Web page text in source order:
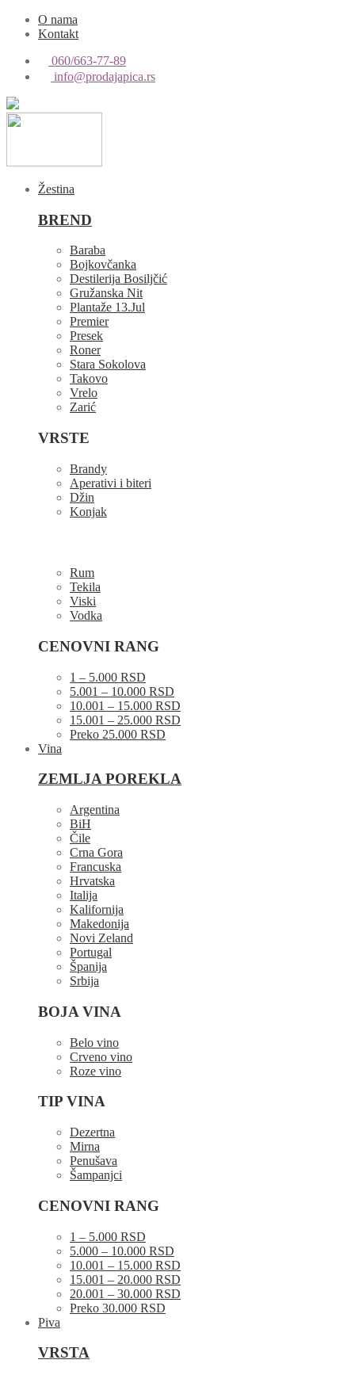
O nama
Kontakt
060/663-77-89
info@prodajapica.rs
Žestina
BREND
Baraba
Bojkovčanka
Destilerija Bosiljčić
Gružanska Nit
Plantaže 13.Jul
Premier
Presek
Roner
Stara Sokolova
Takovo
Vrelo
Zarić
VRSTE
Brandy
Aperativi i biteri
Džin
Konjak
Rum
Tekila
Viski
Vodka
CENOVNI RANG
1 – 5.000 RSD
5.001 – 10.000 RSD
10.001 – 15.000 RSD
15.001 – 25.000 RSD
Preko 25.000 RSD
Vina
ZEMLJA POREKLA
Argentina
BiH
Čile
Crna Gora
Francuska
Hrvatska
Italija
Kalifornija
Makedonija
Novi Zeland
Portugal
Španija
Srbija
BOJA VINA
Belo vino
Crveno vino
Roze vino
TIP VINA
Dezertna
Mirna
Penušava
Šampanjci
CENOVNI RANG
1 – 5.000 RSD
5.000 – 10.000 RSD
10.001 – 15.000 RSD
15.001 – 20.000 RSD
20.001 – 30.000 RSD
Preko 30.000 RSD
Piva
VRSTA